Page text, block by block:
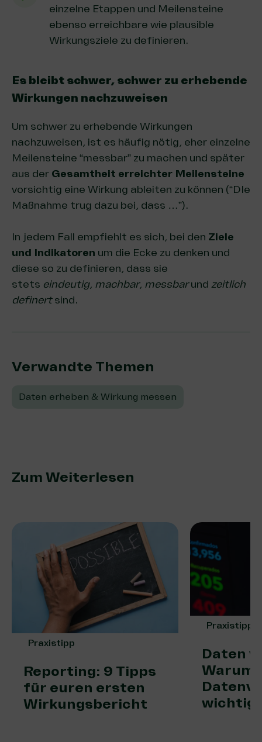
einzelne Etappen und Meilensteine
ebenso erreichbare wie plausible
Wirkungsziele zu definieren.
Es bleibt schwer, schwer zu erhebende
Wirkungen nachzuweisen
Um schwer zu erhebende Wirkungen
nachzuweisen, ist es häufig nötig, eher einzelne
Meilensteine “messbar” zu machen und später
aus der Gesamtheit erreichter Meilensteine
vorsichtig eine Wirkung ableiten zu können (“DIe
Maßnahme trug dazu bei, dass …”).
In jedem Fall empfiehlt es sich, bei den Ziele
und Indikatoren um die Ecke zu denken und
diese so zu definieren, dass sie
stets eindeutig, machbar, messbarund zeitlich
definertsind.
Verwandte Themen:
Daten erheben & Wirkung messen
Zum Weiterlesen
Praxistipp
Reporting: 9 Tipps
für euren ersten
Wirkungsbericht
Praxistipp
Daten
Warum
wichtig